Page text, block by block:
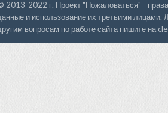
2013-2022 г. Проект "Пожаловаться" -
и использование их третьими лицами.
вопросам по работе сайта пишите на